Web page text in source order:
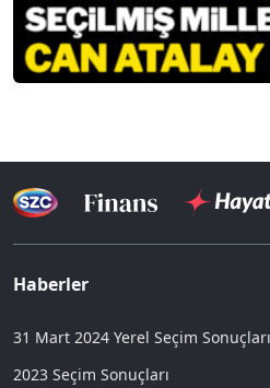
Haberler
31 Mart 2024 Yerel Seçim Sonuçları
2023 Seçim Sonuçları